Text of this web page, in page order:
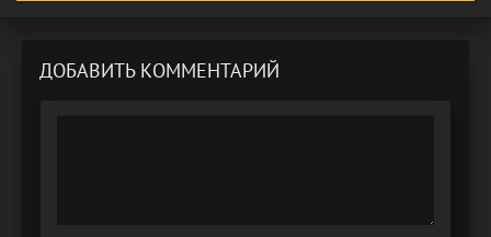
ДОБАВИТЬ КОММЕНТАРИЙ